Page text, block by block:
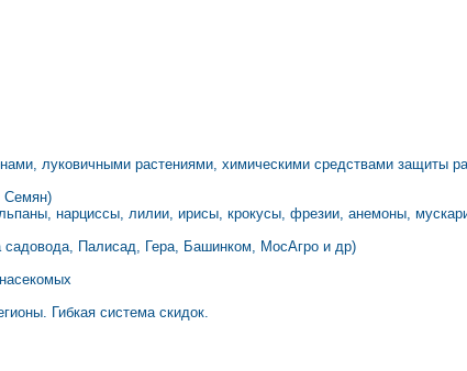
луковичными растениями, химическими средствами защиты
Семян)
нарциссы, лилии, ирисы, крокусы, фрезии, анемоны,
садовода, Палисад, Гера, Башинком, МосАгро и др)
Гибкая система скидок.